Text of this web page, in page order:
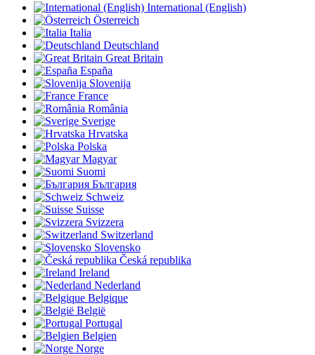
International (English)
Österreich
Italia
Deutschland
Great Britain
España
Slovenija
France
România
Sverige
Hrvatska
Polska
Magyar
Suomi
България
Schweiz
Suisse
Svizzera
Switzerland
Slovensko
Česká republika
Ireland
Nederland
Belgique
België
Portugal
Belgien
Norge